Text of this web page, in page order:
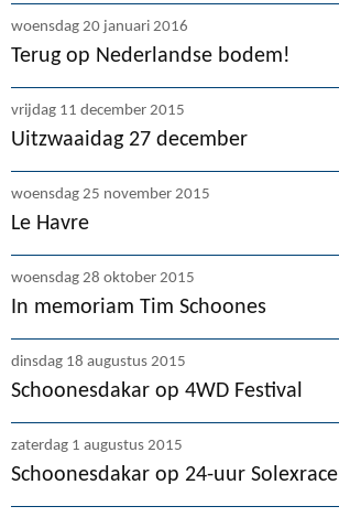
woensdag 20 januari 2016
Terug op Nederlandse bodem!
vrijdag 11 december 2015
Uitzwaaidag 27 december
woensdag 25 november 2015
Le Havre
woensdag 28 oktober 2015
In memoriam Tim Schoones
dinsdag 18 augustus 2015
Schoonesdakar op 4WD Festival
zaterdag 1 augustus 2015
Schoonesdakar op 24-uur Solexrace